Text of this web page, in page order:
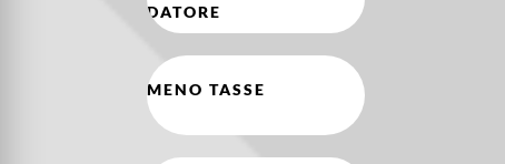
DATORE
MENO TASSE